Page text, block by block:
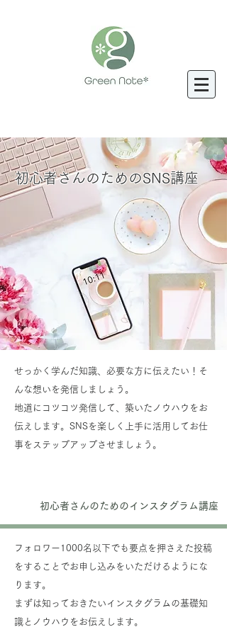
​初心者さんのためのSNS講座
せっかく学んだ知識、必要な方に伝えたい！そ
んな想いを発信しましょう。
地道にコツコツ発信して、築いたノウハウをお
伝えします。 SNSを楽しく上手に活用してお仕
事をステップアップさせましょう。
初心者さんのためのインスタグラム講座
フォロワー1000名以下でも要点を押さえた投稿
をすることでお申し込みをいただけるようにな
ります。
まずは知っておきたいインスタグラムの基礎知
識とノウハウをお伝えします。